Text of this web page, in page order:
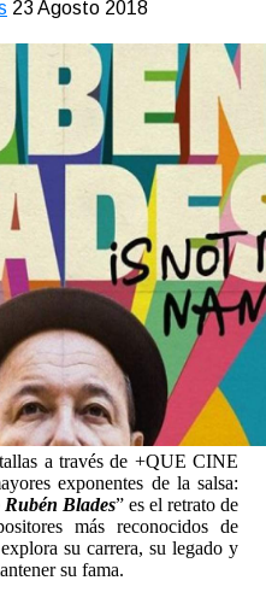
23 Agosto 2018
a través de +QUE CINE
exponentes de la salsa:
Rubén Blades” es el retrato de
más reconocidos de
su carrera, su legado y
su fama.